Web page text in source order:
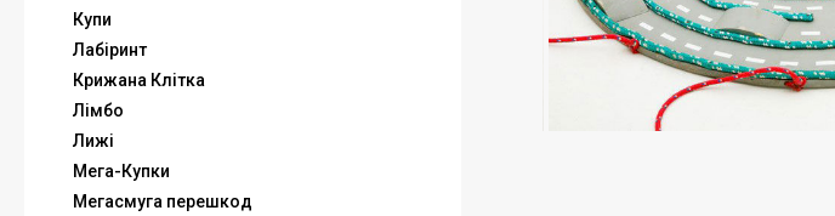
Купи
Лабіринт
Крижана Клітка
Лімбо
Лижі
Мега-Купки
Мегасмуга перешкод